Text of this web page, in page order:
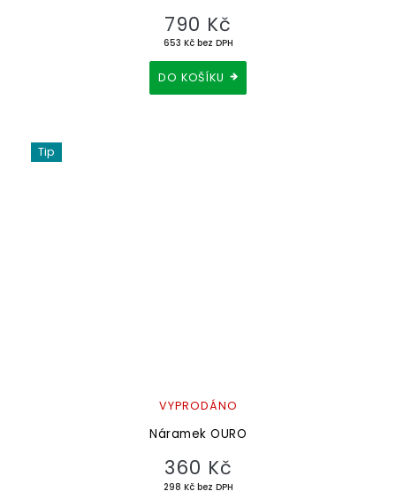
653 Kč bez DPH
790 Kč
DO KOŠÍKU
Tip
Náramek OURO
VYPRODÁNO
298 Kč bez DPH
360 Kč